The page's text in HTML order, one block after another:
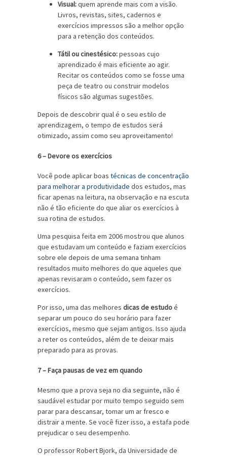
Visual:quem aprende mais com a visão.
Livros, revistas, sites, cadernos e
exercícios impressos são a melhor opção
para a retenção dos conteúdos.
Tátil ou cinestésico:pessoas cujo
aprendizado é mais eficiente ao agir.
Recitar os conteúdos como se fosse uma
peça de teatro ou construir modelos
físicos são algumas sugestões.
Depois de descobrir qual é o seu estilo de
aprendizagem, o tempo de estudos será
otimizado, assim como seu aproveitamento!
6 – Devore os exercícios
Você pode aplicar boas técnicas de concentração
para melhorar a produtividade dos estudos, mas
ficar apenas na leitura, na observação e na escuta
não é tão eficiente do que aliar os exercícios à
sua rotina de estudos.
Uma pesquisa feita em 2006 mostrou que alunos
que estudavam um conteúdo e faziam exercícios
sobre ele depois de uma semana tinham
resultados muito melhores do que aqueles que
apenas revisaram o conteúdo, sem fazer os
exercícios.
Por isso, uma das melhores dicas de estudoé
separar um pouco do seu horário para fazer
exercícios, mesmo que sejam antigos. Isso ajuda
a reter os conteúdos, além de te deixar mais
preparado para as provas.
7 – Faça pausas de vez em quando
Mesmo que a prova seja no dia seguinte, não é
saudável estudar por muito tempo seguido sem
parar para descansar, tomar um ar fresco e
distrair a mente. Se você fizer isso, a estafa pode
prejudicar o seu desempenho.
O professor Robert Bjork, da Universidade de